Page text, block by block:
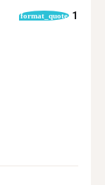
format_quote 1